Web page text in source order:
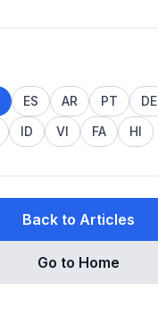
ES AR PT DE
ID VI FA HI
Back to Articles
Go to Home